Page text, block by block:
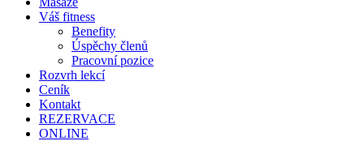
Váš fitness
Benefity
Úspěchy členů
Pracovní pozice
Rozvrh lekcí
Ceník
Kontakt
REZERVACE
ONLINE